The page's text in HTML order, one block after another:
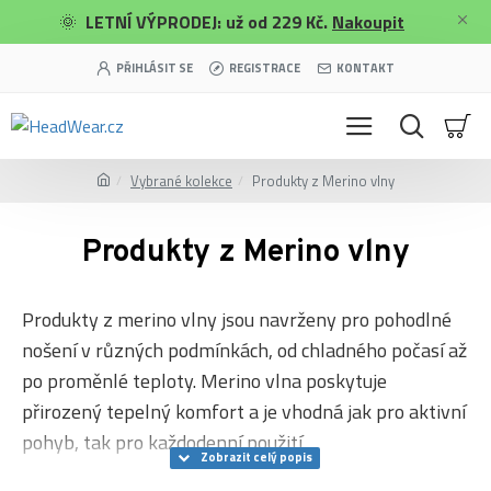
🌞 LETNÍ VÝPRODEJ: už od 229 Kč. Nakoupit
PŘIHLÁSIT SE REGISTRACE KONTAKT
Vybrané kolekce Produkty z Merino vlny
Produkty z Merino vlny
Produkty z merino vlny jsou navrženy pro pohodlné
nošení v různých podmínkách, od chladného počasí až
po proměnlé teploty. Merino vlna poskytuje
přirozený tepelný komfort a je vhodná jak pro aktivní
pohyb, tak pro každodenní použití.